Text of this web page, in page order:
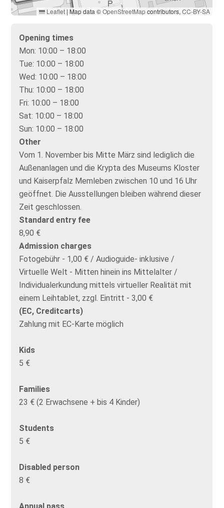
Leaflet | Map data ©OpenStreetMapcontributors,CC-BY-SA
Opening times
Mon: 10:00 – 18:00
Tue: 10:00 – 18:00
Wed: 10:00 – 18:00
Thu: 10:00 – 18:00
Fri: 10:00 – 18:00
Sat: 10:00 – 18:00
Sun: 10:00 – 18:00
Other
Vom 1. November bis Mitte März sind lediglich die
Außenanlagen und die Krypta des Museums Kloster
und Kaiserpfalz Memleben zwischen 10 und 16 Uhr
geöffnet. Die Ausstellungen bleiben während dieser
Zeit geschlossen.
Standard entry fee
8,90 €
Admission charges
Fotogebühr - 1,00 € / Audioguide- inklusive /
Virtuelle Welt - Mitten hinein ins Mittelalter /
Individualerkundung mittels virtueller Realität mit
einem Leihtablet, zzgl. Eintritt - 3,00 €
(EC, Creditcarts)
Zahlung mit EC-Karte möglich
Kids
5 €
Families
23 € (2 Erwachsene + bis 4 Kinder)
Students
5 €
Disabled person
8 €